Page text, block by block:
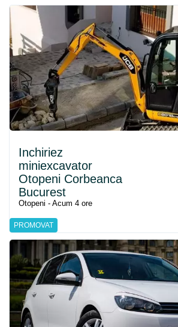
PROMOVAT
Inchiriez
miniexcavator
Otopeni Corbeanca
Bucurest
Otopeni - Acum 4 ore